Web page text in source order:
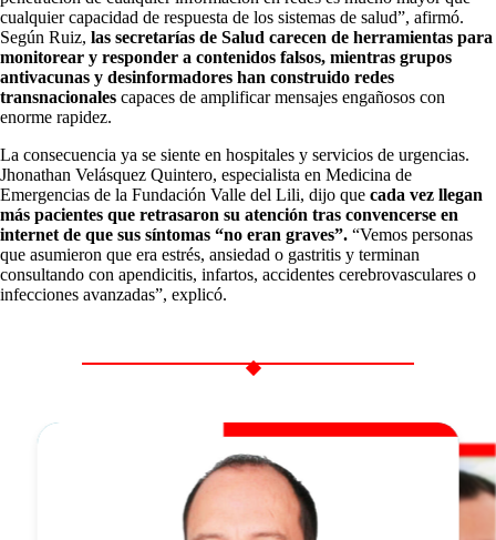
cualquier capacidad de respuesta de los sistemas de salud”, afirmó.
Según Ruiz, las secretarías de Salud carecen de herramientas para
monitorear y responder a contenidos falsos, mientras grupos
antivacunas y desinformadores han construido redes
transnacionales capaces de amplificar mensajes engañosos con
enorme rapidez.
La consecuencia ya se siente en hospitales y servicios de urgencias.
Jhonathan Velásquez Quintero, especialista en Medicina de
Emergencias de la Fundación Valle del Lili, dijo que cada vez llegan
más pacientes que retrasaron su atención tras convencerse en
internet de que sus síntomas “no eran graves”. “Vemos personas
que asumieron que era estrés, ansiedad o gastritis y terminan
consultando con apendicitis, infartos, accidentes cerebrovasculares o
infecciones avanzadas”, explicó.